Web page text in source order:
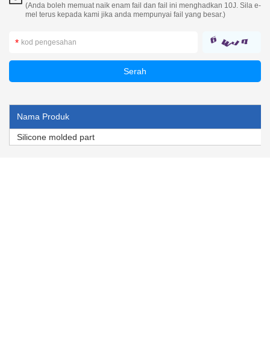
(Anda boleh memuat naik enam fail dan fail ini menghadkan 10J. Sila e-
mel terus kepada kami jika anda mempunyai fail yang besar.)
Nama Produk
Silicone molded part